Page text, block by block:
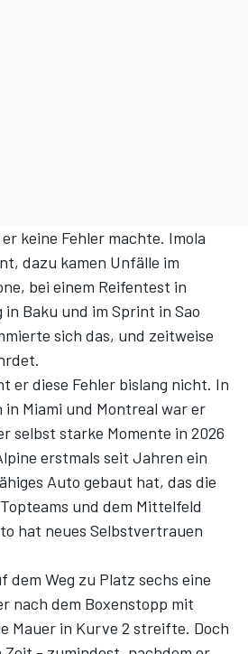
keine Fehler machte. Imola
dazu kamen Unfälle im
bei einem Reifentest in
Baku und im Sprint in Sao
sich das, und zeitweise
er diese Fehler bislang nicht. In
Miami und Montreal war er
selbst starke Momente in 2026
erstmals seit Jahren ein
Auto gebaut hat, das die
und dem Mittelfeld
hat neues Selbstvertrauen
dem Weg zu Platz sechs eine
nach dem Boxenstopp mit
Mauer in Kurve 2 streifte. Doch